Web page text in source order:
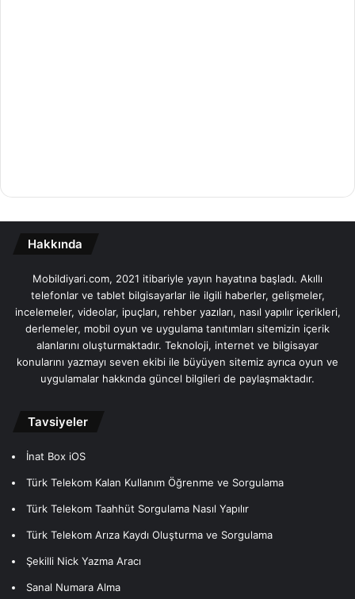
Hakkında
Mobildiyari.com, 2021 itibariyle yayın hayatına başladı. Akıllı
telefonlar ve tablet bilgisayarlar ile ilgili haberler, gelişmeler,
incelemeler, videolar, ipuçları, rehber yazıları, nasıl yapılır içerikleri,
derlemeler, mobil oyun ve uygulama tanıtımları sitemizin içerik
alanlarını oluşturmaktadır. Teknoloji, internet ve bilgisayar
konularını yazmayı seven ekibi ile büyüyen sitemiz ayrıca oyun ve
uygulamalar hakkında güncel bilgileri de paylaşmaktadır.
Tavsiyeler
İnat Box iOS
Türk Telekom Kalan Kullanım Öğrenme ve Sorgulama
Türk Telekom Taahhüt Sorgulama Nasıl Yapılır
Türk Telekom Arıza Kaydı Oluşturma ve Sorgulama
Şekilli Nick Yazma Aracı
Sanal Numara Alma